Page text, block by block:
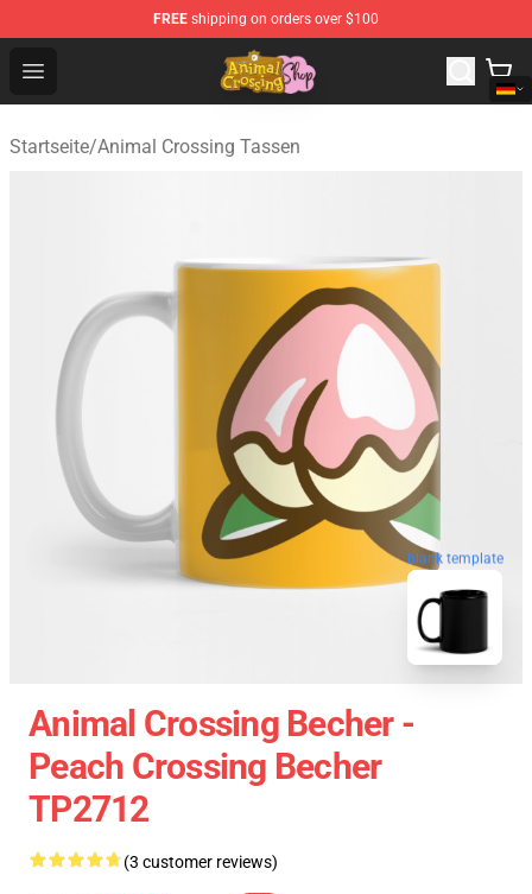
FREE shipping on orders over $100
Open menu
Animal Crossing Shop - Official Animal Crossing
Startseite/Animal Crossing Tassen
blank template
Animal Crossing Becher -
Peach Crossing Becher
TP2712
(3 customer reviews)